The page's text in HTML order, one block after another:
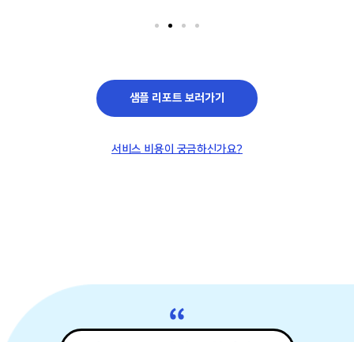
샘플 리포트 보러가기
서비스 비용이 궁금하신가요?
“